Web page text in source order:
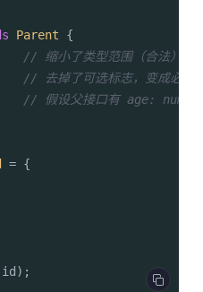
Parent {
// 缩小了类型范围（合法）
// 去掉了可选标志，变成必填
假设父接口有 age: number
= {
id );